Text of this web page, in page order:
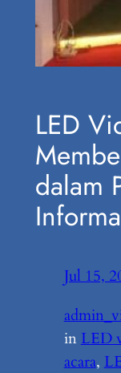
LED
dalam
Jul 15,
in LED
acara,